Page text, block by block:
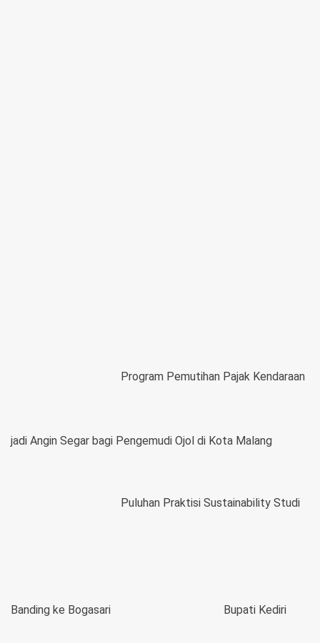
Program Pemutihan Pajak Kendaraan
jadi Angin Segar bagi Pengemudi Ojol di Kota Malang
Puluhan Praktisi Sustainability Studi
Banding ke Bogasari Bupati Kediri